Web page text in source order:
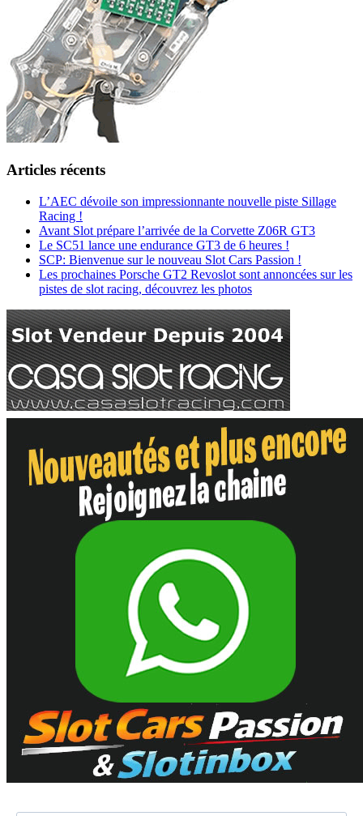
Articles récents
L’AEC dévoile son impressionnante nouvelle piste Sillage
Racing !
Avant Slot prépare l’arrivée de la Corvette Z06R GT3
Le SC51 lance une endurance GT3 de 6 heures !
SCP: Bienvenue sur le nouveau Slot Cars Passion !
Les prochaines Porsche GT2 Revoslot sont annoncées sur les
pistes de slot racing, découvrez les photos